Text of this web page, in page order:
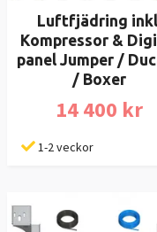
Luftfjädring
Kompressor &
panel Jumper /
/ Boxer
14 400 kr
1-2 veckor